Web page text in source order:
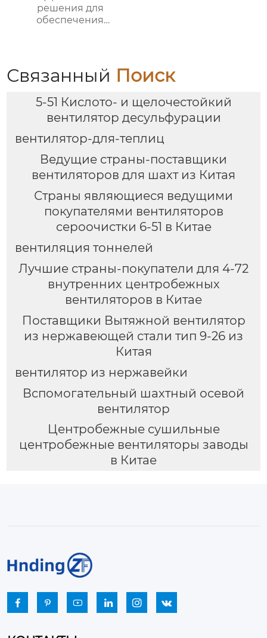
решения для
обеспечения
Связанный Поиск
5-51 Кислото- и щелочестойкий
вентилятор десульфурации
вентилятор-для-теплиц
Ведущие страны-поставщики
вентиляторов для шахт из Китая
Страны являющиеся ведущими
покупателями вентиляторов
сероочистки 6-51 в Китае
вентиляция тоннелей
Лучшие страны-покупатели для 4-72
внутренних центробежных
вентиляторов в Китае
Поставщики Вытяжной вентилятор
из нержавеющей стали тип 9-26 из
Китая
вентилятор из нержавейки
Вспомогательный шахтный осевой
вентилятор
Центробежные сушильные
центробежные вентиляторы заводы
в Китае
     